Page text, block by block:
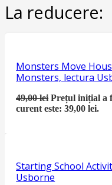
La reducere:
Monsters Move
Monsters, lectura
49,00lei Prețul inițial a
curent este: 39,00 lei.
Starting School
Usborne